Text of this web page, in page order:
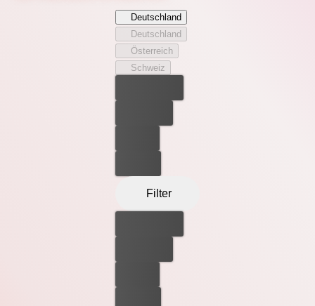
Deutschland
Deutschland
Österreich
Schweiz
Filter